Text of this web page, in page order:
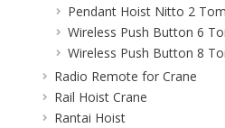
Pendant Hoist Nitto 2
Wireless Push Button 6
Wireless Push Button 8
Radio Remote for Crane
Rail Hoist Crane
Rantai Hoist